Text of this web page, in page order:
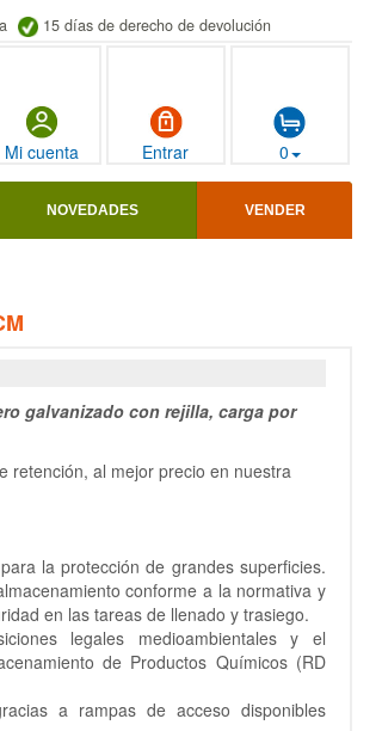
15 días de derecho de devolución
Mi cuenta Entrar 0
NOVEDADES VENDER
galvanizado con rejilla, carga por
retención, al mejor precio en nuestra
la protección de grandes superficies.
conforme a la normativa y
en las tareas de llenado y trasiego.
legales medioambientales y el
de Productos Químicos (RD
a rampas de acceso disponibles